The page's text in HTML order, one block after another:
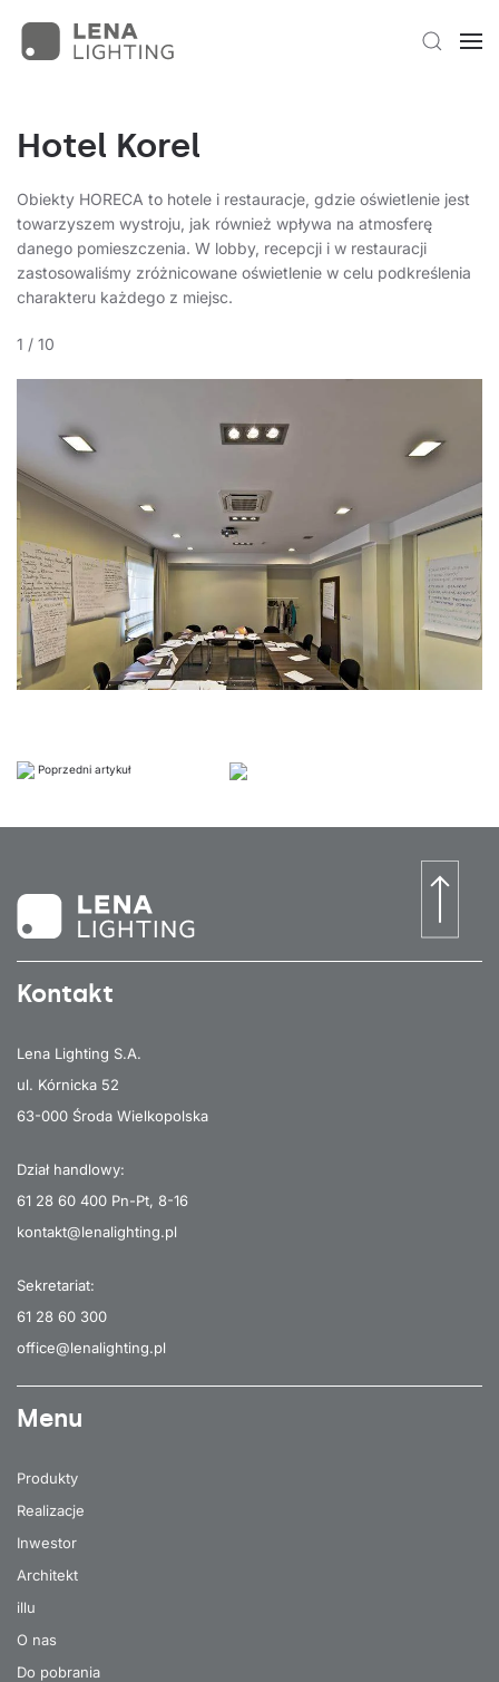
Hotel Korel
Obiekty HORECA to hotele i restauracje, gdzie oświetlenie jest
towarzyszem wystroju, jak również wpływa na atmosferę
danego pomieszczenia. W lobby, recepcji i w restauracji
zastosowaliśmy zróżnicowane oświetlenie w celu podkreślenia
charakteru każdego z miejsc.
1 / 10
Poprzedni artykuł
Kontakt
Lena Lighting S.A.
ul. Kórnicka 52
63-000 Środa Wielkopolska
Dział handlowy:
61 28 60 400 Pn-Pt, 8-16
kontakt@lenalighting.pl
Sekretariat:
61 28 60 300
office@lenalighting.pl
Menu
Produkty
Realizacje
Inwestor
Architekt
illu
O nas
Do pobrania